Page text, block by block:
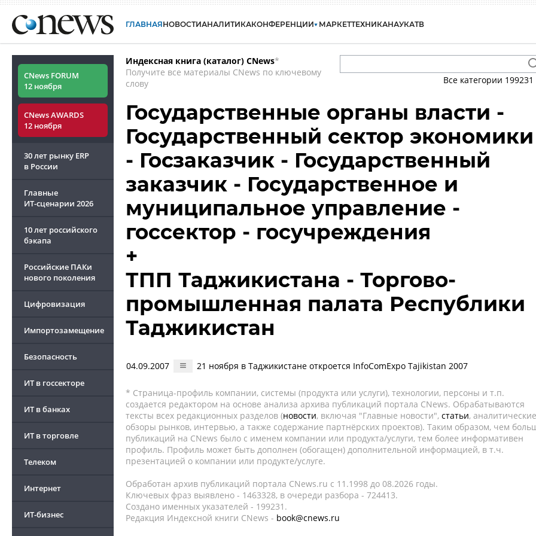
ГЛАВНАЯНОВОСТИАНАЛИТИКАКОНФЕРЕНЦИИ МАРКЕТТЕХНИКАНАУКАТВ
CNews FORUM
12 ноября
CNews AWARDS
12 ноября
30 лет рынку ERP
в России
Главные
ИТ-сценарии 2026
10 лет российского
бэкапа
Российские ПАКи
нового поколения
Цифровизация
Импортозамещение
Безопасность
ИТ в госсекторе
ИТ в банках
ИТ в торговле
Телеком
Интернет
ИТ-бизнес
Индексная книга (каталог) CNews*
Получите все материалы CNews по ключевому
слову
Все категории 199231
Государственные органы власти -
Государственный сектор экономики
- Госзаказчик - Государственный
заказчик - Государственное и
муниципальное управление -
госсектор - госучреждения
+
ТПП Таджикистана - Торгово-
промышленная палата Республики
Таджикистан
04.09.2007 21 ноября в Таджикистане откроется InfoComExpo Tajikistan 2007
* Страница-профиль компании, системы (продукта или услуги), технологии, персоны и т.п.
создается редактором на основе анализа архива публикаций портала CNews. Обрабатываются
тексты всех редакционных разделов (новости, включая "Главные новости", статьи, аналитические
обзоры рынков, интервью, а также содержание партнёрских проектов). Таким образом, чем
публикаций на CNews было с именем компании или продукта/услуги, тем более информативен
профиль. Профиль может быть дополнен (обогащен) дополнительной информацией, в т.ч.
презентацией о компании или продукте/услуге.
Обработан архив публикаций портала CNews.ru c 11.1998 до 08.2026 годы.
Ключевых фраз выявлено - 1463328, в очереди разбора - 724413.
Создано именных указателей - 199231.
Редакция Индексной книги CNews - book@cnews.ru